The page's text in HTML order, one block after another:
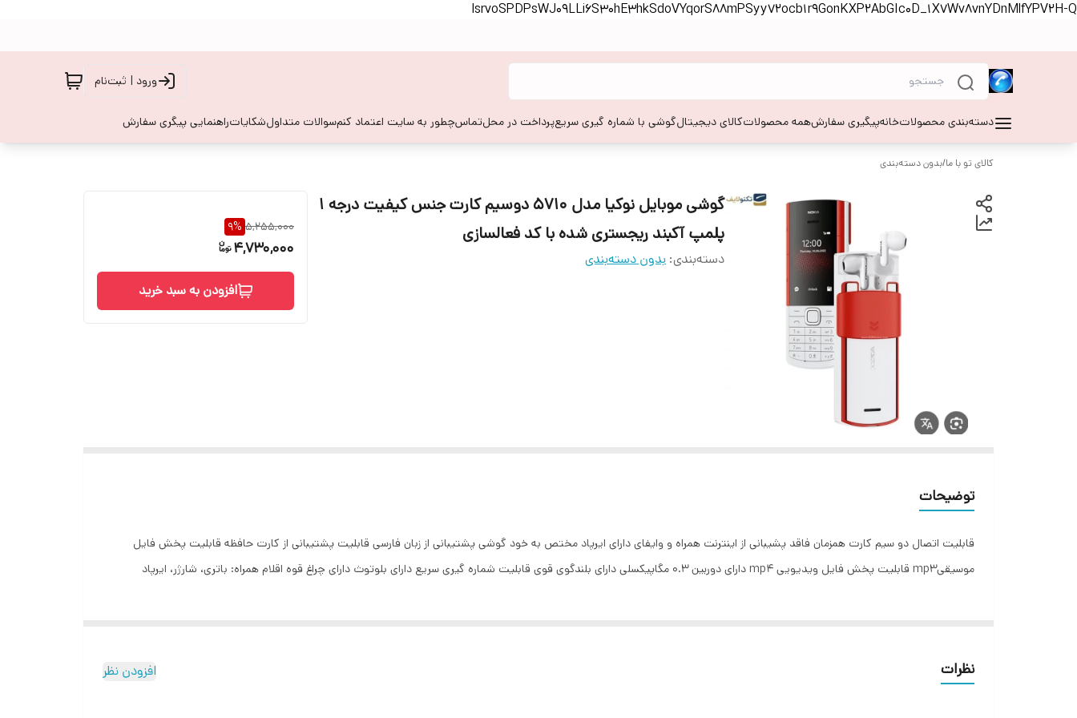
lsrvoSPDPsWJ09LLi6S30hE3hkSdoVYqorS88mPSyy72ocb1r9GonKXP2AbGIc0D_1X7Wv8vnYDnMlfYPV2H-Q
ورود | ثبت‌نام
دسته‌بندی محصولاتخانهپیگیری سفارشهمه محصولاتکالای دیجیتالگوشی با شماره گیری سریعپرداخت در محلتماسچطور به سایت اعتماد کنمسوالات متداولشکایاتراهنمایی پیگری سفارش
کالای تو با ما/بدون دسته‌بندی
گوشی موبایل نوکیا مدل 5710 دوسیم کارت جنس کیفیت درجه 1
پلمپ آکبند ریجستری شده با کد فعالسازی
دسته‌بندی: بدون دسته‌بندی
5,255,000
9%
4,730,000
افزودن به سبد خرید
توضیحات
قابلیت اتصال دو سیم کارت همزمان فاقد پشیبانی از اینترنت همراه و وایفای دارای ایرپاد مختص به خود گوشی پشتیبانی از زبان فارسی قابلیت پشتیبانی از کارت حافظه قابلیت پخش فایل
موسیقیmp3 قابلیت پخش فایل ویدیویی mp4 دارای دوربین 0.3 مگاپیکسلی دارای بلندگوی قوی قابلیت شماره گیری سریع دارای بلوتوث دارای چراغ قوه اقلام همراه: باتری، شارژر، ایرپاد
نظرات افزودن نظر